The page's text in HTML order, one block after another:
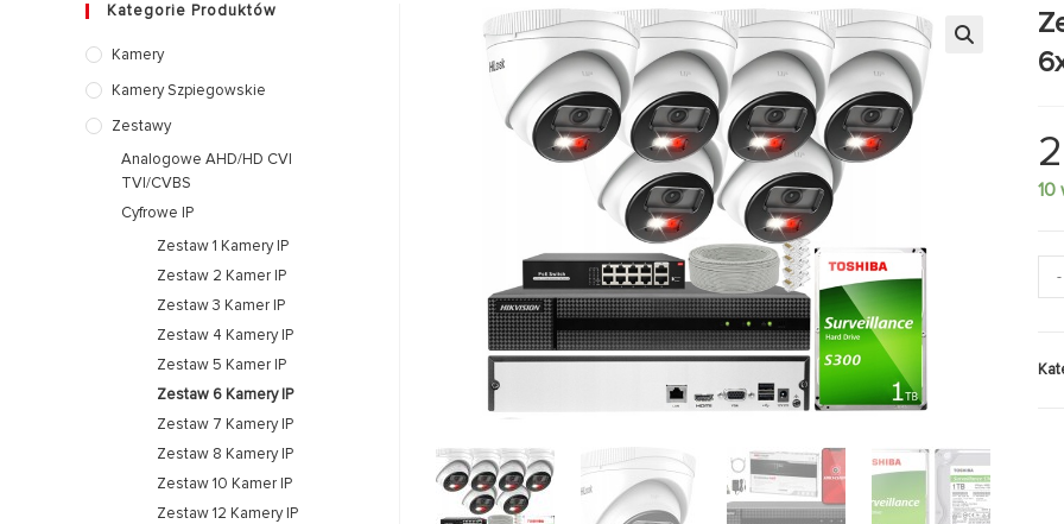
10
-
Kategorie Produktów
Kamery
Kamery Szpiegowskie
Zestawy
Analogowe AHD/HD CVI
TVI/CVBS
Cyfrowe IP
Zestaw 1 Kamery IP
Zestaw 2 Kamer IP
Zestaw 3 Kamer IP
Zestaw 4 Kamery IP
Zestaw 5 Kamer IP
Zestaw 6 Kamery IP
Zestaw 7 Kamery IP
Zestaw 8 Kamery IP
Zestaw 10 Kamer IP
Zestaw 12 Kamery IP